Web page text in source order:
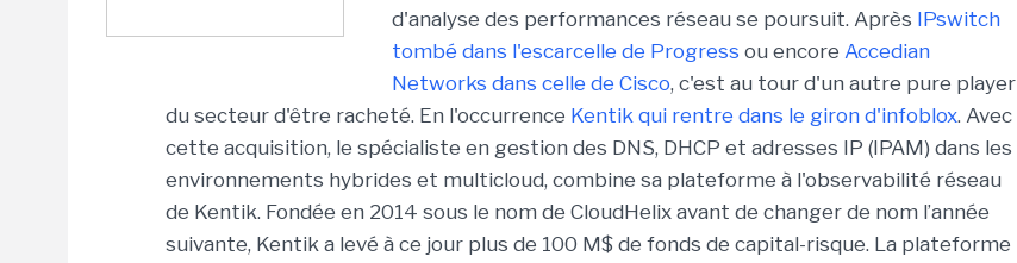
d'analyse des performances réseau se poursuit. Après IPswitch
tombé dans l'escarcelle de Progress ou encore Accedian
Networks dans celle de Cisco, c'est au tour d'un autre pure player
du secteur d'être racheté. En l'occurrence Kentik qui rentre dans le giron d'infoblox. Avec
cette acquisition, le spécialiste en gestion des DNS, DHCP et adresses IP (IPAM) dans les
environnements hybrides et multicloud, combine sa plateforme à l'observabilité réseau
de Kentik. Fondée en 2014 sous le nom de CloudHelix avant de changer de nom l’année
suivante, Kentik a levé à ce jour plus de 100 M$ de fonds de capital-risque. La plateforme